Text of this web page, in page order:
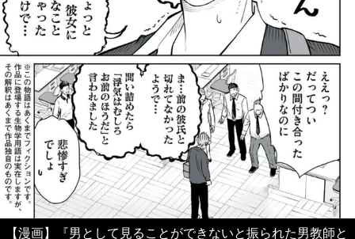
【漫画】『男として見ることができないと振られた男教師と